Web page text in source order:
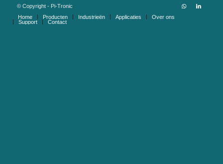
© Copyright - Pi-Tronic
Home
Producten Industrieën Applicaties
Over ons
Support
Contact